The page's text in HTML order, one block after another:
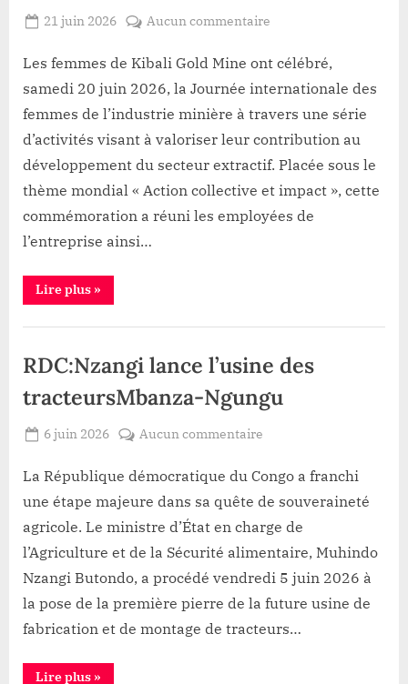
Butembo
et
lutte
bien
mérité”
Posted
21 juin 2026
VYAVU
Aucun commentaire
Uele:Kibali
célèbre
leadership
féminin
dans
les
mines
Les femmes de Kibali Gold Mine ont célébré,
samedi 20 juin 2026, la Journée internationale des
femmes de l’industrie minière à travers une série
d’activités visant à valoriser leur contribution au
développement du secteur extractif. Placée sous le
thème mondial « Action collective et impact », cette
commémoration a réuni les employées de
l’entreprise ainsi…
Lire plus“Haut-
Uele:Kibali
le
dans
les
mines”
»
RDC:Nzangi lance l’usine des
tracteursMbanza-Ngungu
Posted
6 juin 2026
VYAVU
Aucun commentaire
lance
l’usine
tracteursMbanza-
Ngungu
La République démocratique du Congo a franchi
une étape majeure dans sa quête de souveraineté
agricole. Le ministre d’État en charge de
l’Agriculture et de la Sécurité alimentaire, Muhindo
Nzangi Butondo, a procédé vendredi 5 juin 2026 à
la pose de la première pierre de la future usine de
fabrication et de montage de tracteurs…
Lire plus“RDC:Nzangi
»